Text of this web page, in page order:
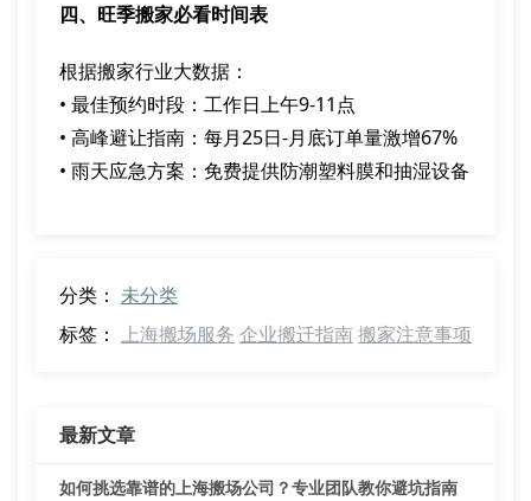
四、旺季搬家必看时间表
根据搬家行业大数据：
• 最佳预约时段：工作日上午9-11点
• 高峰避让指南：每月25日-月底订单量激增67%
• 雨天应急方案：免费提供防潮塑料膜和抽湿设备
分类： 未分类
标签： 上海搬场服务 企业搬迁指南搬家注意事项
最新文章
如何挑选靠谱的上海搬场公司？专业团队教你避坑指南